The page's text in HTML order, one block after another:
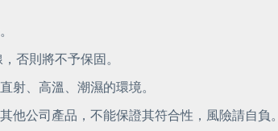
，否則將不予保固。
直射、高溫、潮濕的環境。
其他公司產品，不能保證其符合性，風險請自負。